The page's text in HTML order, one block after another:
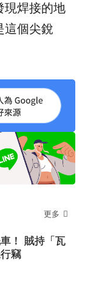
現焊接的地
這個尖銳
更多
！ 賊持「瓦
竊